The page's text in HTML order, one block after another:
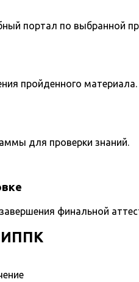
портал по выбранной
пройденного материала.
для проверки знаний.
финальной